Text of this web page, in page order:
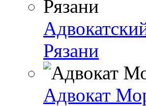
Рязани
Адвокат